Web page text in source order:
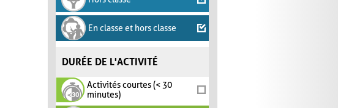
En classe et hors classe
DURÉE DE L'ACTIVITÉ
Activités courtes (< 30
minutes)